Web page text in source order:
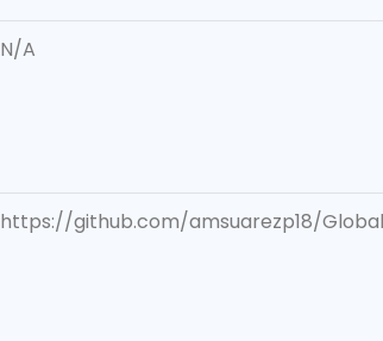
N/A
https://github.com/amsuarezp18/